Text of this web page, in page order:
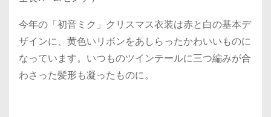
今年の「初音ミク」クリスマス衣装は赤と白の基本デ
ザインに、黄色いリボンをあしらったかわいいものに
なっています。いつものツインテールに三つ編みが合
わさった髪形も凝ったものに。